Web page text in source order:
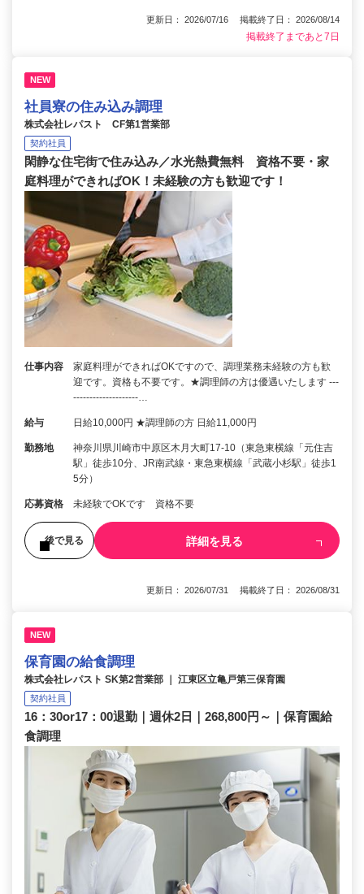
更新日： 2026/07/16 掲載終了日： 2026/08/14
掲載終了まであと7日
NEW
社員寮の住み込み調理
株式会社レパスト CF第1営業部
契約社員
閑静な住宅街で住み込み／水光熱費無料 資格不要・家
庭料理ができればOK！未経験の方も歓迎です！
仕事内容
家庭料理ができればOKですので、調理業務未経験の方も歓
迎です。資格も不要です。★調理師の方は優遇いたします ---
--------------------…
給与 日給10,000円 ★調理師の方 日給11,000円
勤務地
神奈川県川崎市中原区木月大町17-10（東急東横線「元住吉
駅」徒歩10分、JR南武線・東急東横線「武蔵小杉駅」徒歩1
5分）
応募資格 未経験でOKです 資格不要
後で見る 詳細を見る
更新日： 2026/07/31 掲載終了日： 2026/08/31
NEW
保育園の給食調理
株式会社レパスト SK第2営業部 ｜ 江東区立亀戸第三保育園
契約社員
16：30or17：00退勤｜週休2日｜268,800円～｜保育園給
食調理